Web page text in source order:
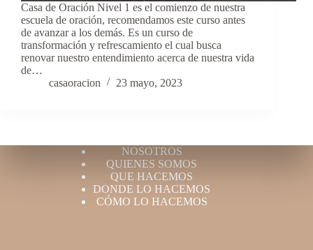
Casa de Oración Nivel 1 es el comienzo de nuestra
escuela de oración, recomendamos este curso antes
de avanzar a los demás. Es un curso de
transformación y refrescamiento el cual busca
renovar nuestro entendimiento acerca de nuestra vida
de…
casaoracion
23 mayo, 2023
NOSOTROS
QUIENES SOMOS
QUE HACEMOS
DONDE LO HACEMOS
CÓMO LO HACEMOS